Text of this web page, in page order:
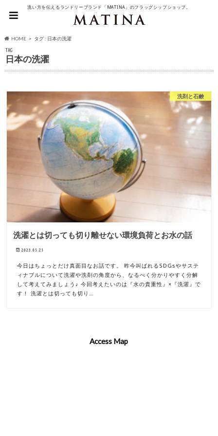
洗い方を伝えるランドリーブランド「MATINA」のフラッグシップショップ。
HOME タグ : 日本の洗濯
TAG
日本の洗濯
洗剤と石鹸
洗濯とは切っても切り離せない環境負荷とお水の話
2023.05.25
今日はちょっとだけ真面目なお話です。 昨今叫ばれるSDGsやサステ
ィナブルについて洗濯や洗剤の角度から、なるべく分かりやすく分解
して考えてみましょう♪ 今回考えたいのは『水の貴重性』×『洗濯』で
す！ 洗濯とは切っても切り…
Access Map